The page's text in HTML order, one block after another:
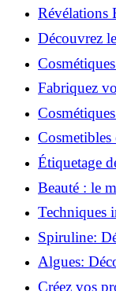
Bois
Révélations
Thé Vert
Découvrez
pour Votre
Beauté Éco-
Fabriquez
produits de
pour
100%
Étiquetage
astuces
Beauté : le
Techniques
Spiruline:
revitaliser
Algues:
la santé et la
Créez vos